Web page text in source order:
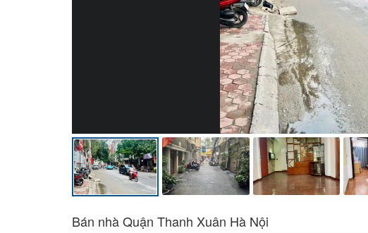
Bán nhà Quận Thanh Xuân Hà Nội